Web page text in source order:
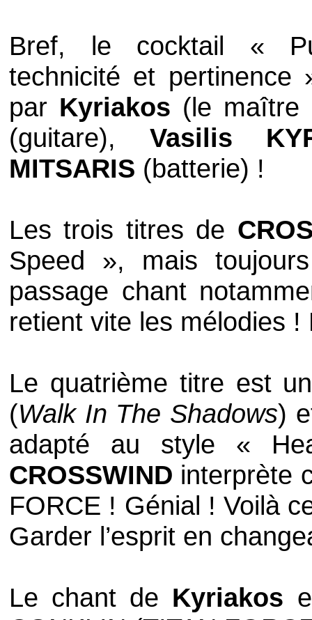
Bref, le cocktail «
technicité et pertinence
par Kyriakos (le
(guitare), Vasilis
MITSARIS (batterie) !
Les trois titres de
Speed », mais
passage chant
retient vite les mélodies !
Le quatrième titre est
(Walk In The Shadows)
adapté au style «
CROSSWIND interprète
FORCE ! Génial ! Voilà
Garder l’esprit en
Le chant de Kyriakos